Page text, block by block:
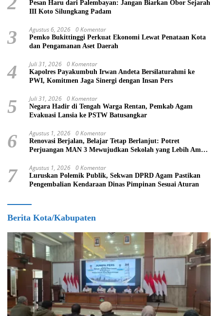
Pesan Haru dari Palembayan: Jangan Biarkan Obor Sejarah
III Koto Silungkang Padam
3 Agustus 6, 2026 0 Komentar
Pemko Bukittinggi Perkuat Ekonomi Lewat Penataan Kota
dan Pengamanan Aset Daerah
4 Juli 31, 2026 0 Komentar
Kapolres Payakumbuh Irwan Andeta Bersilaturahmi ke
PWI, Komitmen Jaga Sinergi dengan Insan Pers
5 Juli 31, 2026 0 Komentar
Negara Hadir di Tengah Warga Rentan, Pemkab Agam
Evakuasi Lansia ke PSTW Batusangkar
6 Agustus 1, 2026 0 Komentar
Renovasi Berjalan, Belajar Tetap Berlanjut: Potret
Perjuangan MAN 3 Mewujudkan Sekolah yang Lebih Aman
7 Agustus 1, 2026 0 Komentar
Luruskan Polemik Publik, Sekwan DPRD Agam Pastikan
Pengembalian Kendaraan Dinas Pimpinan Sesuai Aturan
Berita Kota/Kabupaten